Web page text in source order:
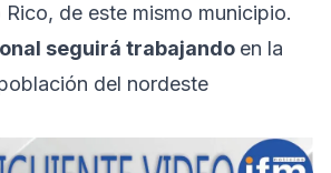
de este mismo municipio.
seguirá trabajando en la
del nordeste